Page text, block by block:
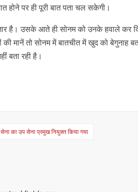
होने पर ही पूरी बात पता चल सकेगी।
है। उसके आते ही सोनम को उनके हवाले कर
मानें तो सोनम में बातचीत में खुद को बेगुनाह
बता रही है।
का उप सेना प्रमुख नियुक्त किया गया